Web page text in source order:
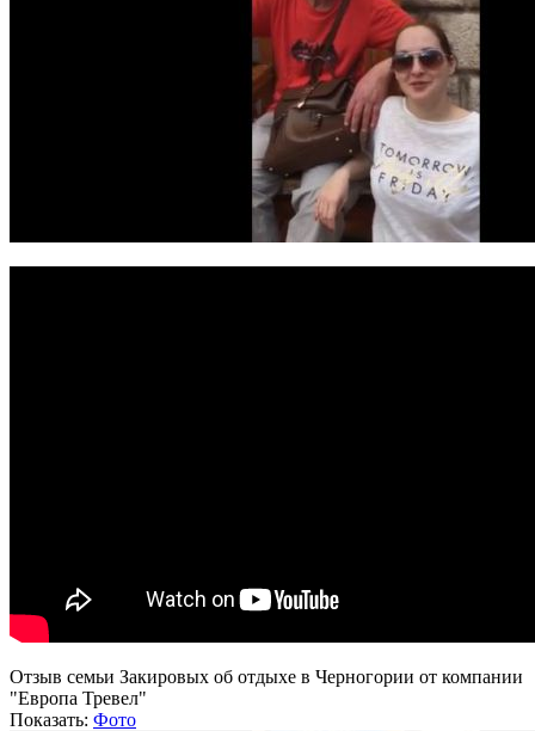
Отзыв семьи Закировых об отдыхе в Черногории от компании
"Европа Тревел"
Показать: Фото